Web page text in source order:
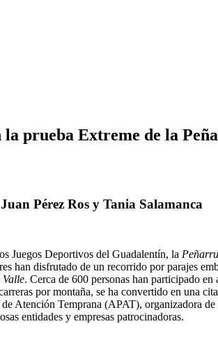
prueba Extreme de la
Pérez Ros y Tania Salamanca
Juegos Deportivos del Guadalentín, la
han disfrutado de un recorrido por parajes
. Cerca de 600 personas han participado
por montaña, se ha convertido en una
Atención Temprana (APAT), organizadora
entidades y empresas patrocinadoras.